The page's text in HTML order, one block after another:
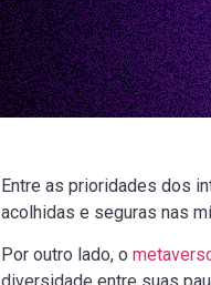
Entre as prioridades dos
acolhidas e seguras nas
Por outro lado, o